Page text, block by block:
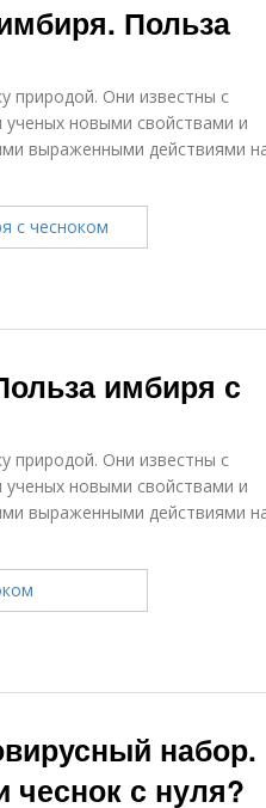
Польза
природой. Они известны с
ученых новыми свойствами и
выраженными действиями
имбиря с
природой. Они известны с
ученых новыми свойствами и
выраженными действиями
набор.
чеснок с нуля?